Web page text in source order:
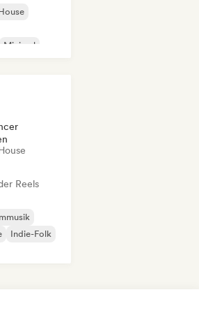
Minimal
Reels
Indie-Folk